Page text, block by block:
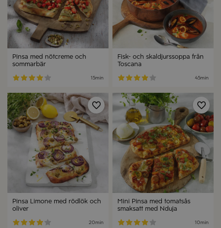
Pinsa med nötcreme och
sommarbär
15min
Fisk- och skaldjurssoppa från
Toscana
45min
Spara
Pinsa Limone med rödlök och
oliver
20min
Mini Pinsa med tomatsås
smaksatt med Nduja
10min